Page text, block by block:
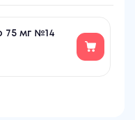
75 мг №14